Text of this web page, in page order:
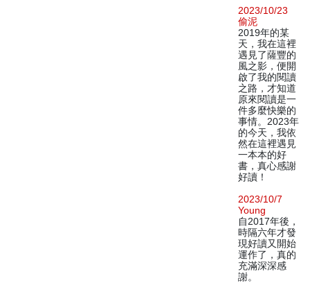
2023/10/23
偷泥
2019年的某
天，我在這裡
遇見了薩豐的
風之影，便開
啟了我的閱讀
之路，才知道
原來閱讀是一
件多麼快樂的
事情。2023年
的今天，我依
然在這裡遇見
一本本的好
書，真心感謝
好讀！
2023/10/7
Young
自2017年後，
時隔六年才發
現好讀又開始
運作了，真的
充滿深深感
謝。